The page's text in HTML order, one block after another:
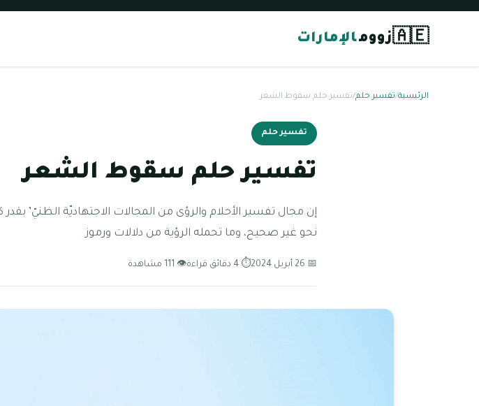
🇦🇪زوومالإمارات
الرئيسية/تفسير حلم/تفسير حلم سقوط الشعر
تفسير حلم
تفسير حلم سقوط الشعر
إن مجال تفسير الأحلام والرؤى من المجالات الاجتهاديّة الظنيّ’
نحو غير صحيح، وما تحمله الرؤية من دلالات ورموز
📅 26 أبريل 2024 ⏱ 4 دقائق قراءة 👁 111 مشاهدة